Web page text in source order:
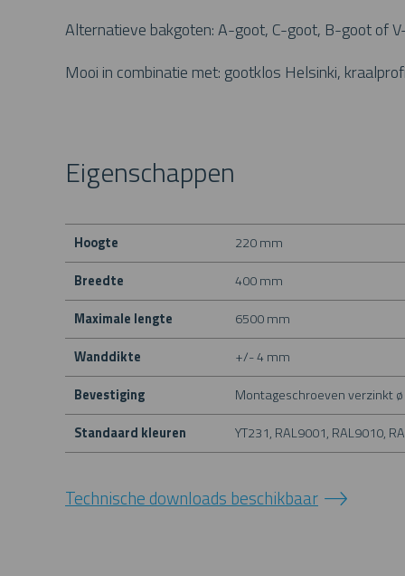
Alternatieve bakgoten: A-goot, C-goot, B-goot of
Mooi in combinatie met: gootklos Helsinki,
Eigenschappen
Hoogte
220 mm
Breedte
400 mm
Maximale lengte
6500 mm
Wanddikte
+/- 4 mm
Bevestiging
Montageschroeven verzinkt
Standaard kleuren
YT231, RAL9001, RAL9010,
Technische downloads beschikbaar